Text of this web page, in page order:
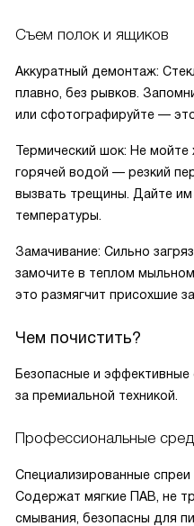
Съем полок и ящиков
Аккуратный демонтаж:
плавно, без рывков.
или сфотографируйте —
Термический шок: Не мойте
горячей водой — резкий
вызвать трещины. Дайте
температуры.
Замачивание: Сильно
замочите в теплом
это размягчит присохшие
Чем почистить?
Безопасные и
за премиальной техникой.
Профессиональные
Специализированные
Содержат мягкие ПАВ, не
смывания, безопасны для